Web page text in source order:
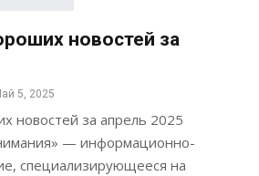
новостей за
5, 2025
новостей за апрель 2025
— информационно-
специализирующееся на